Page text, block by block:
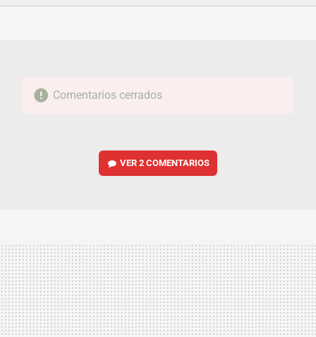
FACEBOOKTWITTERFLIPBOARD
E-
WHATSAPP
Comentarios cerrados
VER2 COMENTARIOS